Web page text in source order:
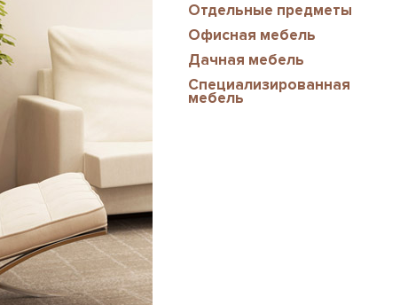
Отдельные предметы
Офисная мебель
Дачная мебель
Специализированная
мебель